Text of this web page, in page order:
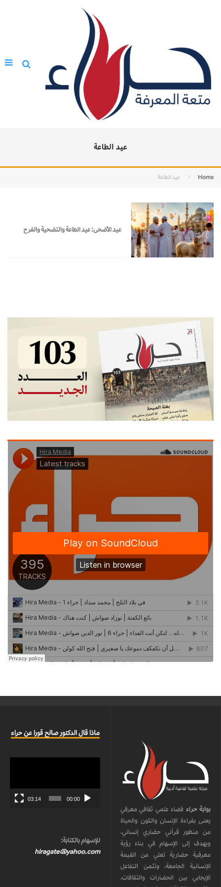
عيد الطاعة
Home عيد الطاعة
عيد الأضحى: عيد الطاعة والتضحية والفرح
بوابة حراء فضاء علمي ثقافي معرفي
يعنى بقراءة الإنسان والكون والحياة
من منظور قرآني حضاري إنساني،
ويهدف إلى الإسهام في بناء رؤية
معرفية حضارية تعلي من القيمة
الإنسانية الجامعة، وتثمن التفاعل
الإيجابي بين الحضارات والثقافات،
ماذا قال الدكتور صالح قورا عن حراء
00:00
03:14
للإسهام بالكتابة:
hiragate@yahoo.com